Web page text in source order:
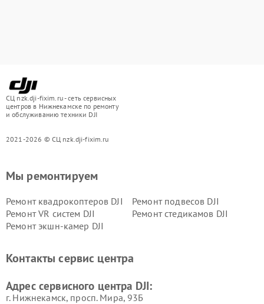
СЦ nzk.dji-fixim.ru - сеть сервисных
центров в Нижнекамске по ремонту
и обслуживанию техники DJI
2021-2026 © СЦ nzk.dji-fixim.ru
Мы ремонтируем
Ремонт квадрокоптеров DJI
Ремонт подвесов DJI
Ремонт VR систем DJI
Ремонт стедикамов DJI
Ремонт экшн-камер DJI
Контакты сервис центра
Адрес сервисного центра DJI:
г. Нижнекамск, просп. Мира, 93Б